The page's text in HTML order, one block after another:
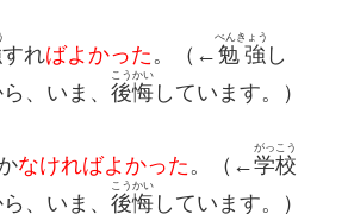
すればよかった。（← 勉強
べんきょう
し
、いま、後悔
こうかい
しています。）
なければよかった。（←学校
がっこう
、いま、後悔
こうかい
しています。）